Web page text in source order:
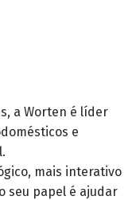
a Worten é líder
e
mais interativo
seu papel é ajudar